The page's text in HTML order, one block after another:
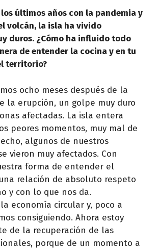
los últimos años con la pandemia y
volcán, la isla ha vivido
duros. ¿Cómo ha influido todo
de entender la cocina y en tu
territorio?
ocho meses después de la
la erupción, un golpe muy duro
afectadas. La isla entera
peores momentos, muy mal de
algunos de nuestros
vieron muy afectados. Con
forma de entender el
relación de absoluto respeto
y con lo que nos da.
economía circular y, poco a
consiguiendo. Ahora estoy
de la recuperación de las
porque de un momento a